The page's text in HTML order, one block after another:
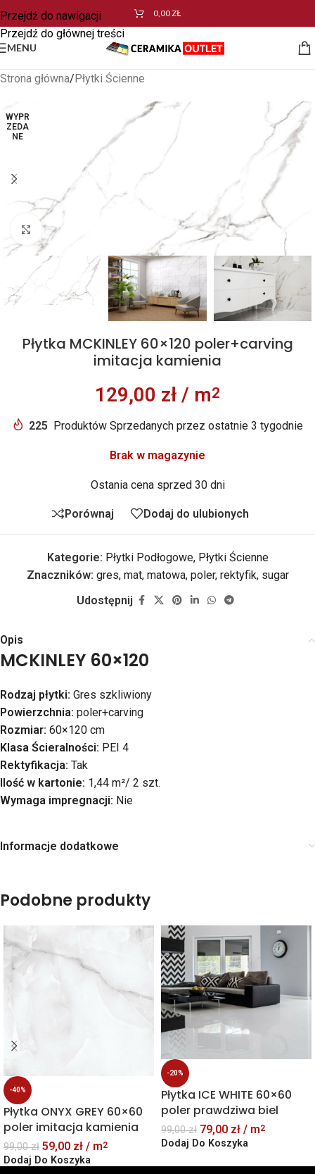
Przejdź do nawigacji
Przejdź do głównej treści
0,00ZŁ
MENU
Strona główna/Płytki Ścienne
WYPR
ZEDA
NE
Kliknij aby powiększyć
Płytka MCKINLEY 60×120 poler+carving
imitacja kamienia
129,00 zł / m2
225 Produktów Sprzedanych przez ostatnie 3 tygodnie
Brak w magazynie
Ostania cena sprzed 30 dni
Porównaj Dodaj do ulubionych
Kategorie: Płytki Podłogowe, Płytki Ścienne
Znaczników: gres, mat, matowa, poler, rektyfik, sugar
Udostępnij
Opis
MCKINLEY 60×120
Rodzaj płytki: Gres szkliwiony
Powierzchnia: poler+carving
Rozmiar: 60×120 cm
Klasa Ścieralności: PEI 4
Rektyfikacja: Tak
Ilość w kartonie: 1,44 m²/ 2 szt.
Wymaga impregnacji: Nie
Informacje dodatkowe
Podobne produkty
-40%
Płytka ONYX GREY 60×60
poler imitacja kamienia
99,00zł 59,00 zł / m2
Dodaj Do Koszyka
-20%
Płytka ICE WHITE 60×60
poler prawdziwa biel
99,00zł 79,00 zł / m2
Dodaj Do Koszyka